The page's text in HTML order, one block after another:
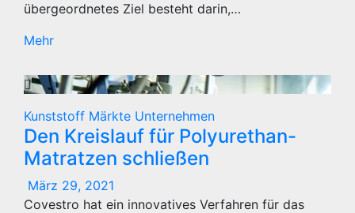
übergeordnetes Ziel besteht darin,…
Mehr
Kunststoff Märkte Unternehmen
Den Kreislauf für Polyurethan-
Matratzen schließen
März 29, 2021
Covestro hat ein innovatives Verfahren für das